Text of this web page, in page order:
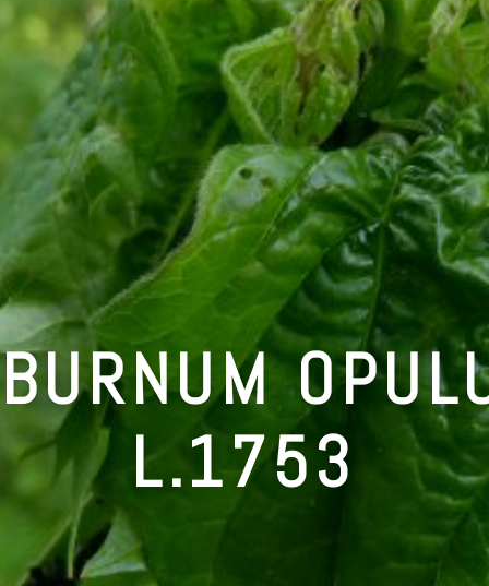
L.1753